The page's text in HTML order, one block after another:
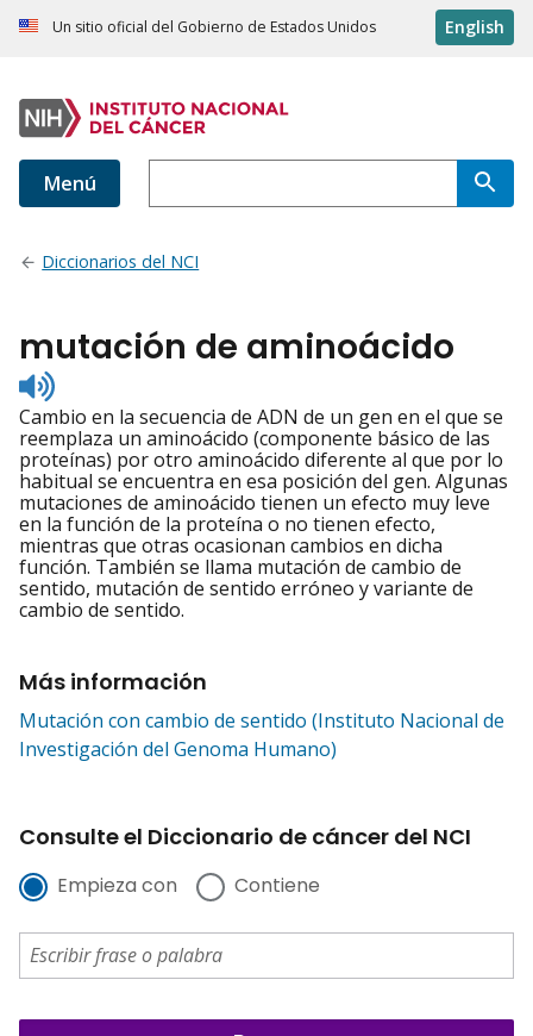
Un sitio oficial del Gobierno de Estados Unidos English
Menú
Diccionarios del NCI
mutación de aminoácido
Listen
to
pronunciation
Cambio en la secuencia de ADN de un gen en el que se
reemplaza un aminoácido (componente básico de las
proteínas) por otro aminoácido diferente al que por lo
habitual se encuentra en esa posición del gen. Algunas
mutaciones de aminoácido tienen un efecto muy leve
en la función de la proteína o no tienen efecto,
mientras que otras ocasionan cambios en dicha
función. También se llama mutación de cambio de
sentido, mutación de sentido erróneo y variante de
cambio de sentido.
Más información
Mutación con cambio de sentido (Instituto Nacional de
Investigación del Genoma Humano)
Consulte el Diccionario de cáncer del NCI
Empieza con Contiene